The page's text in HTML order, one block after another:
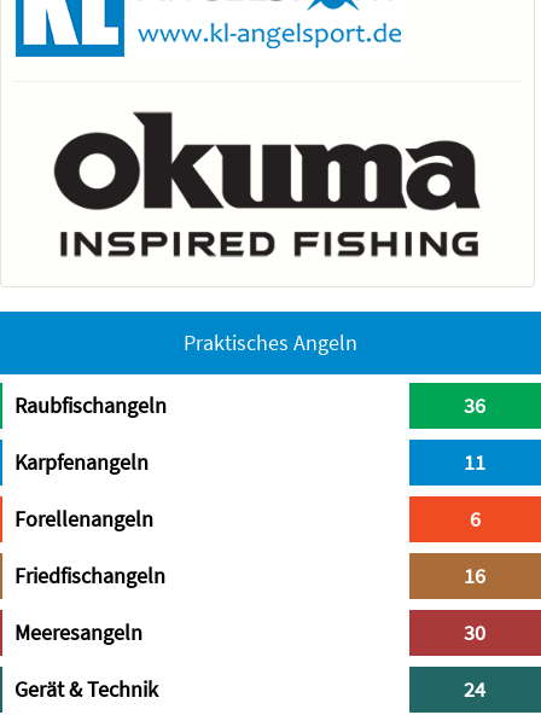
Praktisches Angeln
Raubfischangeln 36
Karpfenangeln 11
Forellenangeln 6
Friedfischangeln 16
Meeresangeln 30
Gerät & Technik 24